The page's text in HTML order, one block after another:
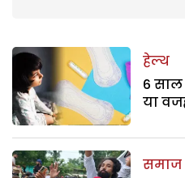
हेल्थ
6 साल
या
समाज